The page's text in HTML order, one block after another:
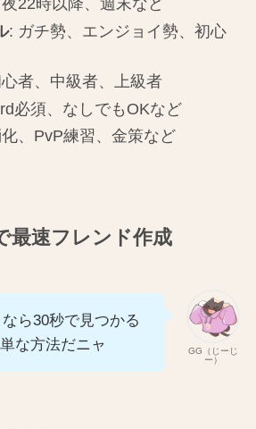
22時以降、週末など
: ガチ勢、エンジョイ勢、初心
者、中級者、上級者
必須、なしでもOKなど
、PvP練習、金策など
最速フレンド作成
GG（じーじ
ー）
ら30秒で見つかる
な方法だニャ